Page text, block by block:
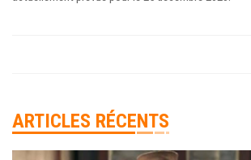
ARTICLES RÉCENTS